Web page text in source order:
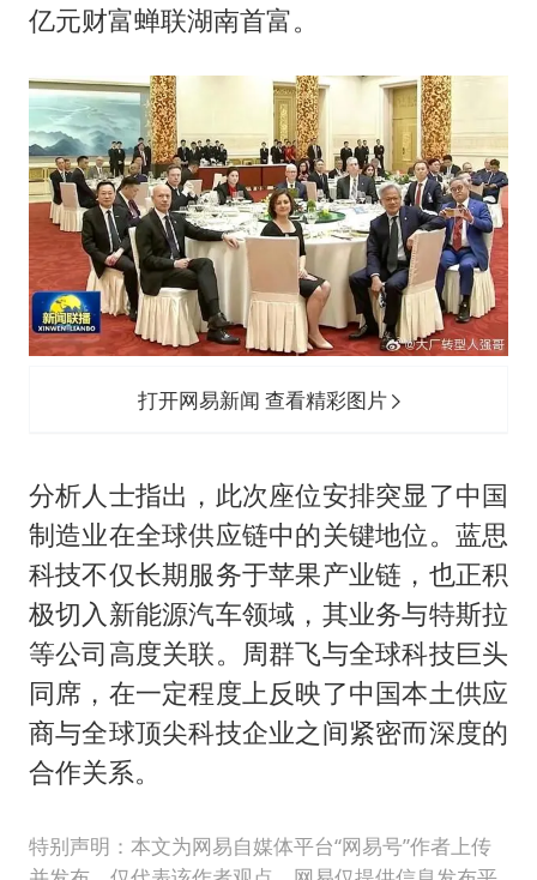
亿元财富蝉联湖南首富。
打开网易新闻 查看精彩图片
分析人士指出，此次座位安排突显了中国
制造业在全球供应链中的关键地位。蓝思
科技不仅长期服务于苹果产业链，也正积
极切入新能源汽车领域，其业务与特斯拉
等公司高度关联。周群飞与全球科技巨头
同席，在一定程度上反映了中国本土供应
商与全球顶尖科技企业之间紧密而深度的
合作关系。
特别声明：本文为网易自媒体平台“网易号”作者上传